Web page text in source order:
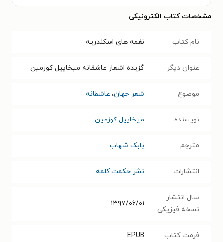
مشخصات کتاب الکترونیکی
نام کتاب نغمه های اسکندریه
عنوان دیگر گزیده اشعار عاشقانه میخاییل کوزمین
موضوع شعر جهان، عاشقانه
نویسنده میخاییل کوزمین
مترجم بابک شهاب
انتشارات نشر حکمت کلمه
سال انتشار
نسخه فیزیکی
۱۳۹۷/۰۶/۰۱
فرمت کتاب EPUB